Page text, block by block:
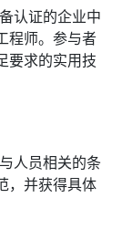
认证的企业中
程师。参与者
要求的实用技
人员相关的条
，并获得具体